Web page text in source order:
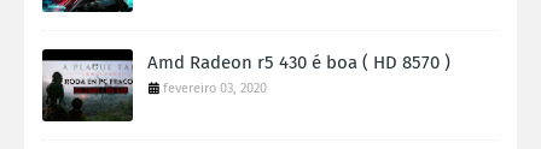
Amd Radeon r5 430 é boa ( HD 8570 )
fevereiro 03, 2020